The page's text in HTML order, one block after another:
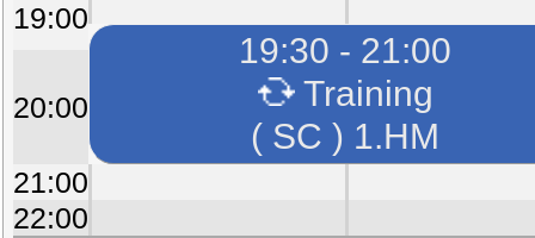
19:00
19:30 - 21:00
Training
( SC ) 1.HM
20:00
21:00
22:00